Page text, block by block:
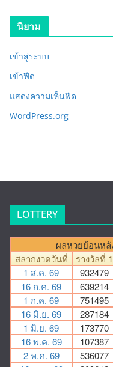
นิยาม
เข้าสู่ระบบ
เข้าฟีด
แสดงความเห็นฟีด
WordPress.org
LOTTERY